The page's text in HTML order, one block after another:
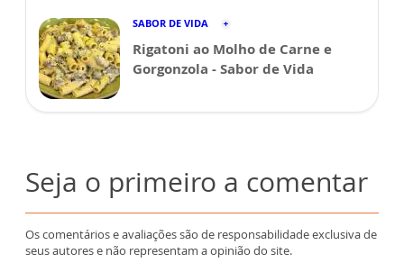
SABOR DE VIDA
Rigatoni ao Molho de Carne e
Gorgonzola - Sabor de Vida
Seja o primeiro a comentar
Os comentários e avaliações são de responsabilidade exclusiva de
seus autores e não representam a opinião do site.